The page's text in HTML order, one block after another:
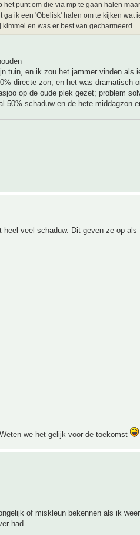
punt om die via mp te gaan halen
ik een 'Obelisk' halen om te kijken wat
en was er best van gecharmeerd.
tuin, en ik zou het jammer vinden als
directe zon, en het was dramatisch
op de oude plek gezet; problem
50% schaduw en de hete middagzon
veel schaduw. Dit geven ze op als
we het gelijk voor de toekomst
of miskleun bekennen als ik
had.